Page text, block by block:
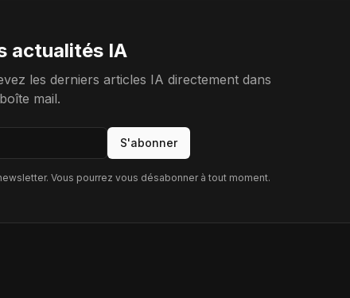
actualités IA
les derniers articles IA directement dans
mail.
S'abonner
Vous pourrez vous désabonner à tout moment.